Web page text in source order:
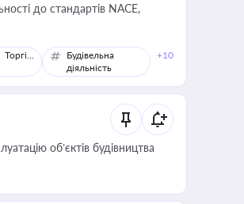
до стандартів NACE,
Торгівля
Будівельна
діяльність
+10
об’єктів будівництва